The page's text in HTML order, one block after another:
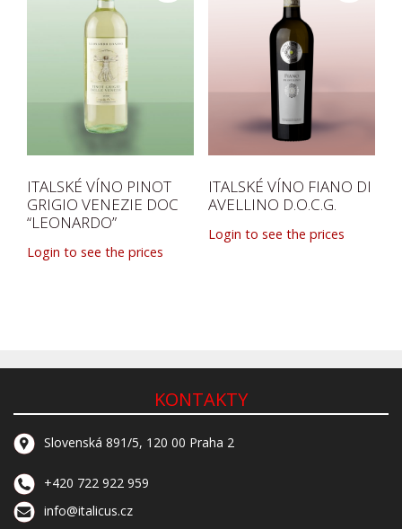
ITALSKÉ VÍNO PINOT
GRIGIO VENEZIE DOC
“LEONARDO”
Login to see the prices
ITALSKÉ VÍNO FIANO DI
AVELLINO D.O.C.G.
Login to see the prices
KONTAKTY
Slovenská 891/5, 120 00 Praha 2
+420 722 922 959
info@italicus.cz